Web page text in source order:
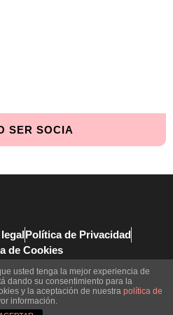
SER SOCIA
Política de Privacidad
de Cookies
usted tenga la mejor experiencia de
dando su consentimiento para la
y la aceptación de nuestra política de
información.